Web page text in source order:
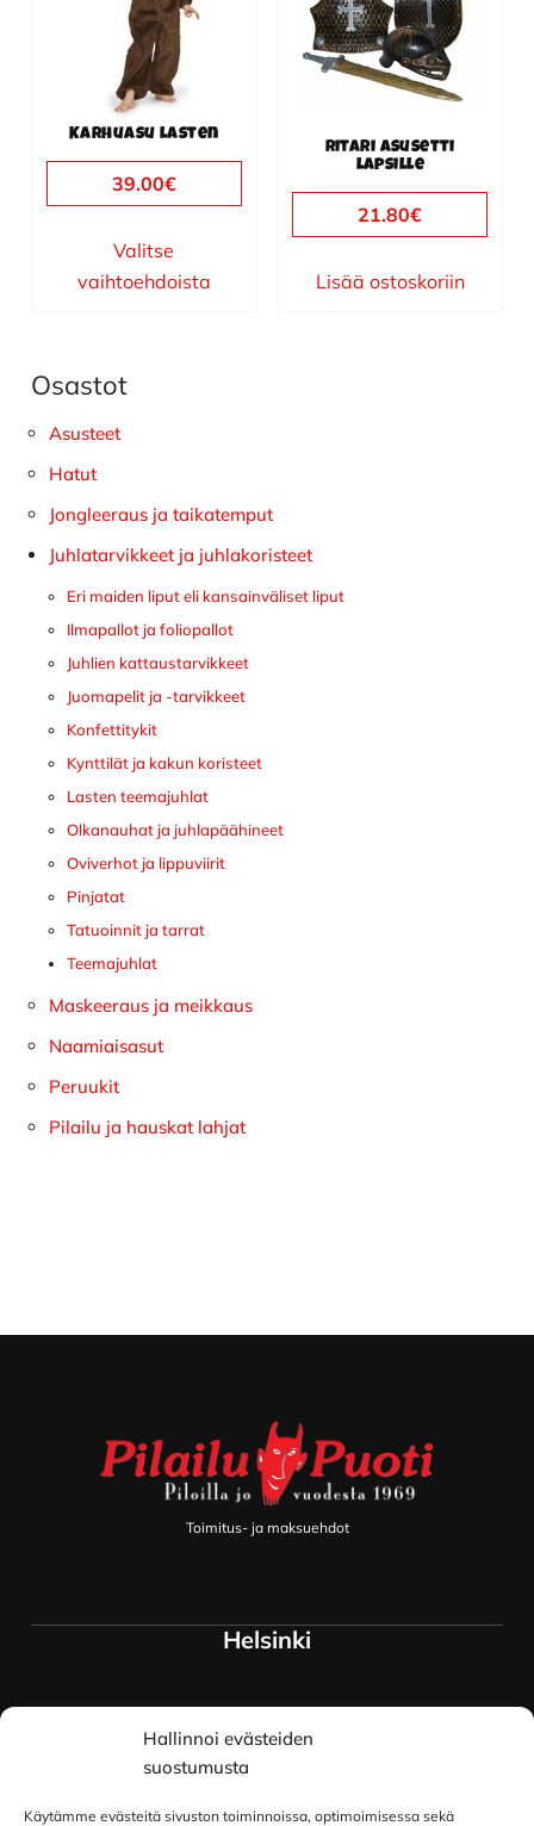
Hallinnoi evästeiden
suostumusta
Käytämme evästeitä sivuston toiminnoissa, optimoimisessa sekä
Karhuasu lasten
39.00€
Valitse
vaihtoehdoista
muunnelma.
valinnat
Ritari asusetti
lapsille
21.80€
Lisää ostoskoriin
Ensisijainen
sivupalkki
Osastot
Asusteet
Hatut
Jongleeraus ja taikatemput
Juhlatarvikkeet ja juhlakoristeet
Eri maiden liput eli kansainväliset liput
Ilmapallot ja foliopallot
Juhlien kattaustarvikkeet
Juomapelit ja -tarvikkeet
Konfettitykit
Kynttilät ja kakun koristeet
Lasten teemajuhlat
Olkanauhat ja juhlapäähineet
Oviverhot ja lippuviirit
Pinjatat
Tatuoinnit ja tarrat
Teemajuhlat
Maskeeraus ja meikkaus
Naamiaisasut
Peruukit
Pilailu ja hauskat lahjat
Toimitus- ja maksuehdot
Helsinki
Myymälä ja keskusvarasto
Siltavuorenranta 18
00170 Helsinki